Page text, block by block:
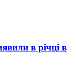
в річці в